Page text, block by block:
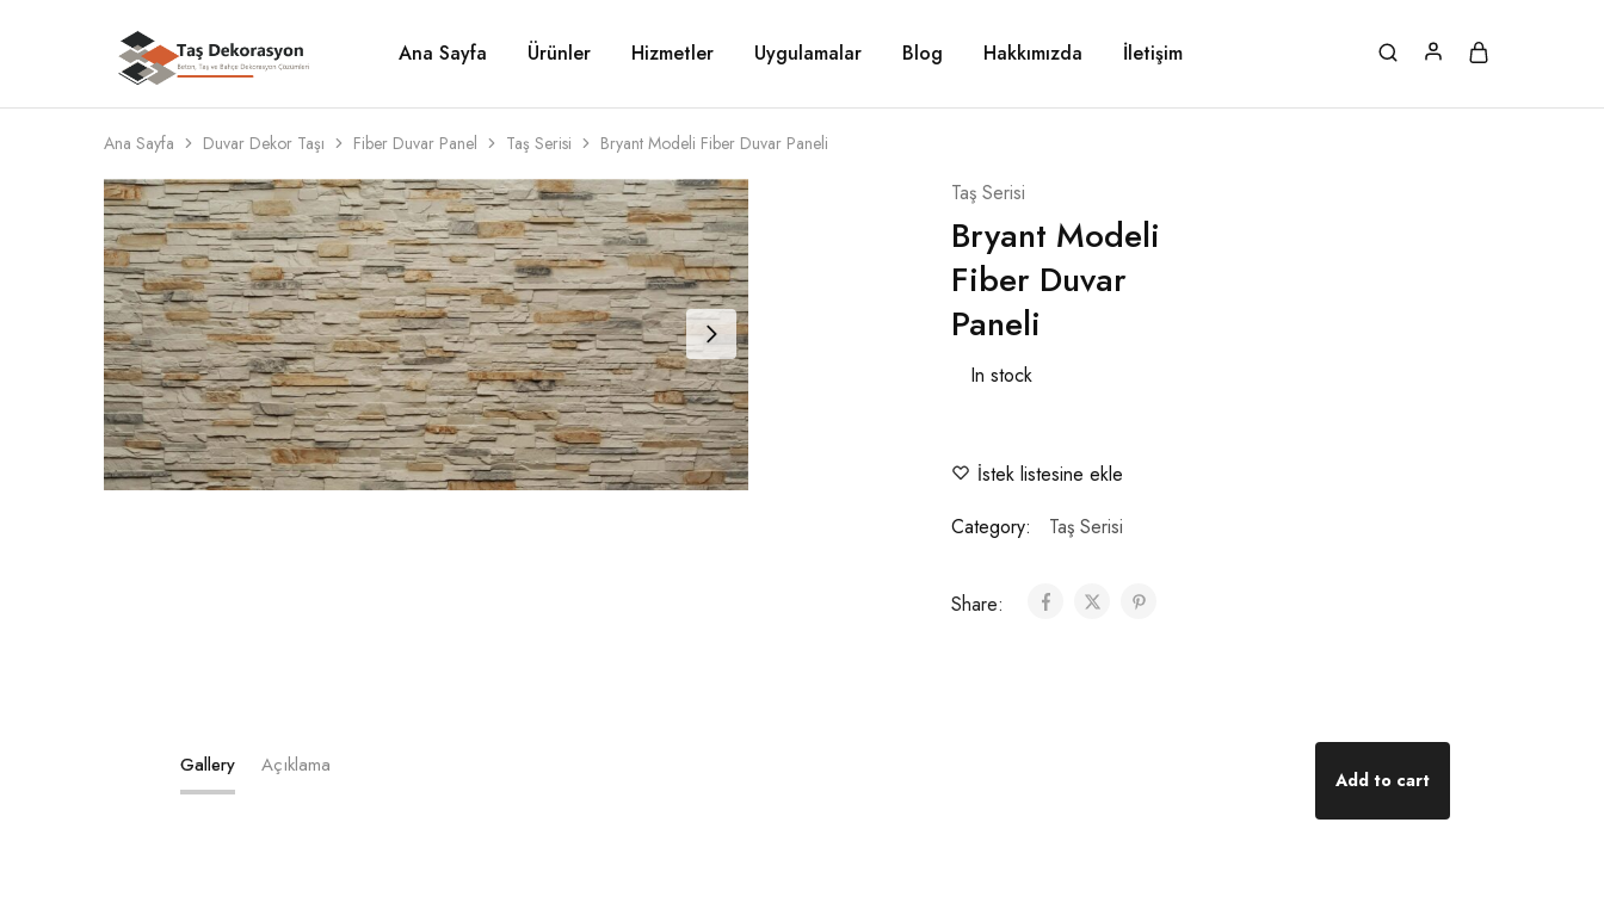
Taş
Dekorasyon
Beton,
Taş
Bahçe
Dekorasyon
Çözümleri
Ana Sayfa Ürünler Hizmetler Uygulamalar Blog Hakkımızda İletişim
Ana Sayfa Duvar Dekor Taşı Fiber Duvar Panel Taş Serisi Bryant Modeli Fiber Duvar Paneli
Taş Serisi
Bryant Modeli
Fiber Duvar
Paneli
In stock
İstek listesine ekle
Category:
Taş Serisi
Share:
Gallery Açıklama
Add to cart